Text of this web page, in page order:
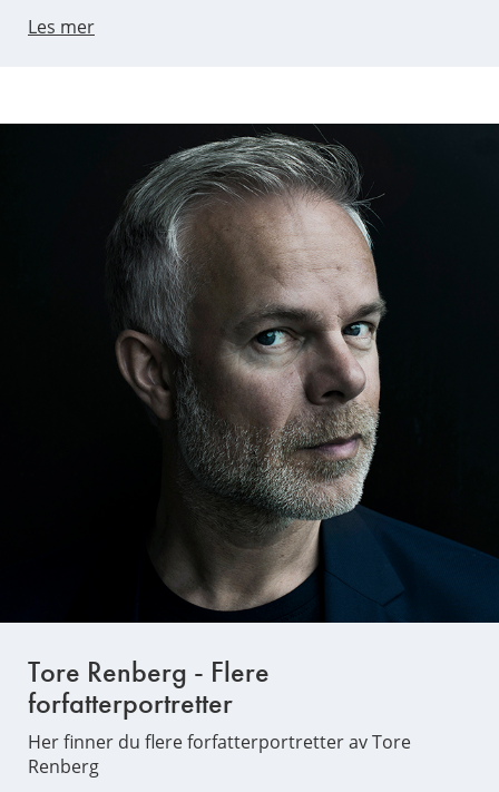
Les mer
Tore Renberg - Flere
forfatterportretter
Her finner du flere forfatterportretter av Tore
Renberg